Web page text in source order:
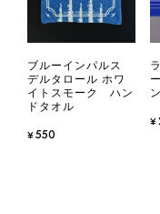
ブルーインパルス
デルタロール ホワ
イトスモーク ハン
ドタオル
¥550